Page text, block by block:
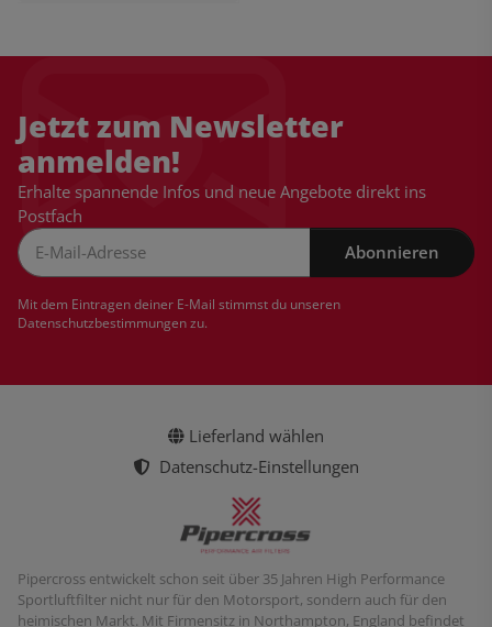
Jetzt zum Newsletter
anmelden!
Erhalte spannende Infos und neue Angebote direkt ins
Postfach
Abonnieren
Mit dem Eintragen deiner E-Mail stimmst du unseren
Datenschutzbestimmungenzu.
Lieferland wählen
Datenschutz-Einstellungen
Pipercross entwickelt schon seit über 35 Jahren High Performance
Sportluftfilter nicht nur für den Motorsport, sondern auch für den
heimischen Markt. Mit Firmensitz in Northampton, England befindet